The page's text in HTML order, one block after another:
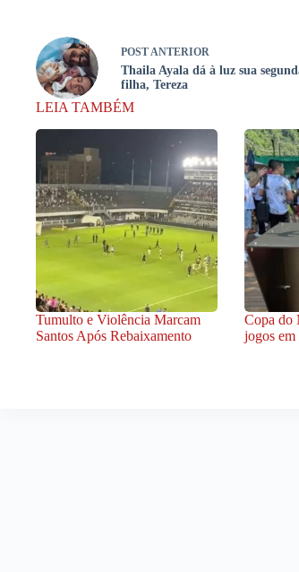
POSTANTERIOR
Thaila Ayala dá à luz sua
filha, Tereza
LEIA TAMBÉM
Tumulto e Violência Marcam
Santos Após Rebaixamento
Copa do
jogos em